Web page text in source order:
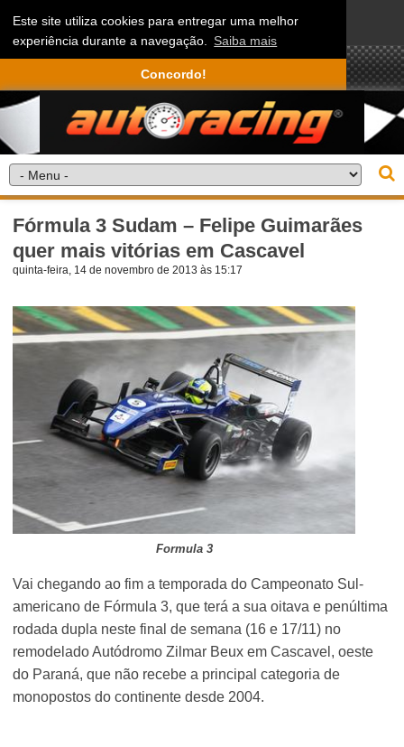
Este site utiliza cookies para entregar uma melhor
experiência durante a navegação. Saiba mais
Concordo!
Fórmula 3 Sudam – Felipe Guimarães
quer mais vitórias em Cascavel
quinta-feira, 14 de novembro de 2013 às 15:17
Formula 3
Vai chegando ao fim a temporada do Campeonato Sul-
americano de Fórmula 3, que terá a sua oitava e penúltima
rodada dupla neste final de semana (16 e 17/11) no
remodelado Autódromo Zilmar Beux em Cascavel, oeste
do Paraná, que não recebe a principal categoria de
monopostos do continente desde 2004.